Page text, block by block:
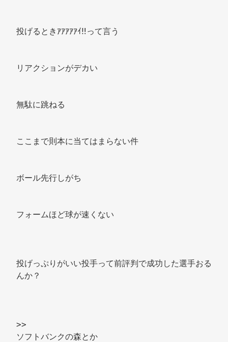
投げるときｱｱｱｱｱｲ‼って言う
リアクションがデカい
無駄に跳ねる
ここまで則本に当てはまらない件
ボール先行しがち
フォームほど球が速くない
投げっぷりがいい投手って前評判で成功した選手おる
んか？
>>
ソフトバンクの森とか